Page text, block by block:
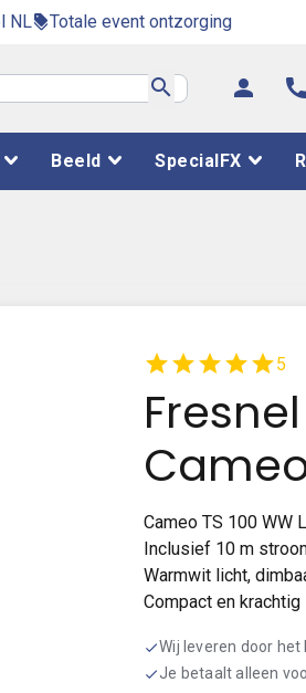
NLdiscountTotale event ontzorging
search person phone
Beeld SpecialFX
starstarstarstarstar5
Cameo TS 100 WW
Inclusief 10 m
Warmwit licht,
Compact en krachtig
checkWij leveren door het
check Je betaalt alleen